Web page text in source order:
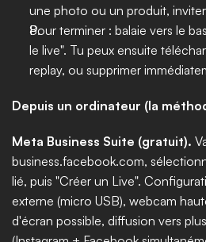
une photo ou un produit,
Pour terminer : balaie vers le
le live". Tu peux ensuite
replay, ou supprimer
Depuis un ordinateur (la
Meta Business Suite (gratuit).
business.facebook.com,
lié, puis "Créer un Live".
externe (micro USB), webcam
d'écran possible, diffusion vers